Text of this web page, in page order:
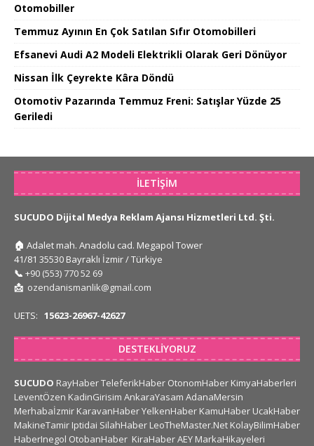
Otomobiller
Temmuz Ayının En Çok Satılan Sıfır Otomobilleri
Efsanevi Audi A2 Modeli Elektrikli Olarak Geri Dönüyor
Nissan İlk Çeyrekte Kâra Döndü
Otomotiv Pazarında Temmuz Freni: Satışlar Yüzde 25
Geriledi
İLETIŞIM
SUCUDO Dijital Medya Reklam Ajansı Hizmetleri Ltd. Şti.
🏠 Adalet mah. Anadolu cad. Megapol Tower
41/81 35530 Bayraklı İzmir / Türkiye
📞 +90 (553) 770 52 69
📩 ozendanismanlik@gmail.com
UETS: 15623-26967-42627
DESTEKLIYORUZ
SUCUDO RayHaberTeleferikHaber OtonomHaber KimyaHaberleri
LeventÖzen KadinGirisim AnkaraYasam AdanaMersin
Merhabaİzmir KaravanHaberYelkenHaber KamuHaber UcakHaber
MakineTamir Iptidai SilahHaber LeoTheMaster.Net KolayBilimHaber
HaberInegol OtobanHaber KiraHaberAEY MarkaHikayeleri